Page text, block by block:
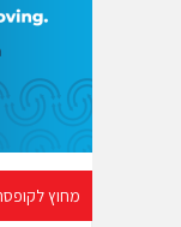
מחוץ